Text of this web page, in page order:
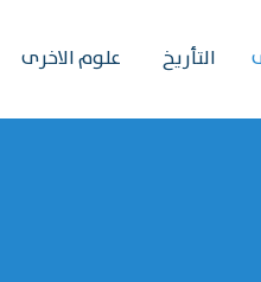
التأريخ علوم الاخرى